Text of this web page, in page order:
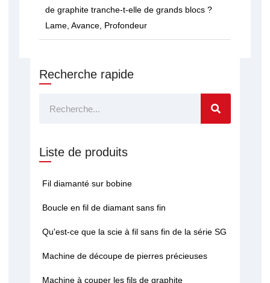
de graphite tranche-t-elle de grands blocs ?
Lame, Avance, Profondeur
Recherche rapide
Rechercher
Liste de produits
Fil diamanté sur bobine
Boucle en fil de diamant sans fin
Qu'est-ce que la scie à fil sans fin de la série SG
Machine de découpe de pierres précieuses
Machine à couper les fils de graphite